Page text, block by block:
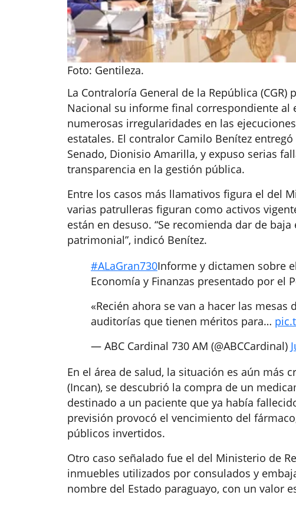
Foto: Gentileza.
La Contraloría General de la República
Nacional su informe final correspondiente al
numerosas irregularidades en las
estatales. El contralor Camilo Benítez
Senado, Dionisio Amarilla, y expuso serias
transparencia en la gestión pública.
Entre los casos más llamativos figura el del
varias patrulleras figuran como activos
están en desuso. “Se recomienda dar de
patrimonial”, indicó Benítez.
#ALaGran730Informe y dictamen sobre
Economía y Finanzas presentado por el
«Recién ahora se van a hacer las
auditorías que tienen méritos para…
— ABC Cardinal 730 AM (@ABCCardinal)
En el área de salud, la situación es aún más
(Incan), se descubrió la compra de un
destinado a un paciente que ya había
previsión provocó el vencimiento del
públicos invertidos.
Otro caso señalado fue el del Ministerio de
inmuebles utilizados por consulados y
nombre del Estado paraguayo, con un valor